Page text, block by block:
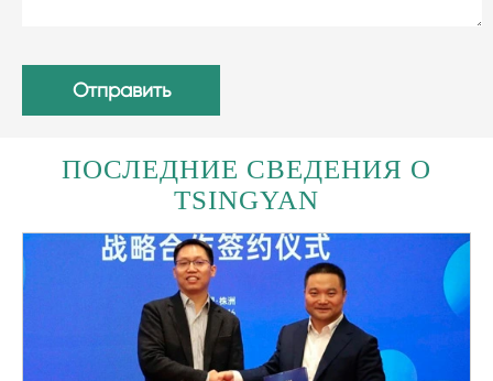
Отправить
ПОСЛЕДНИЕ СВЕДЕНИЯ О
TSINGYAN